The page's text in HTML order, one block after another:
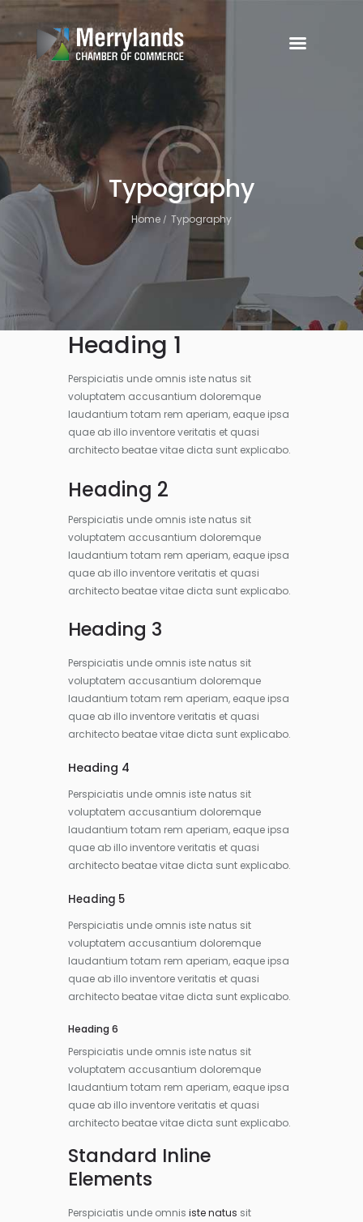
Typography
Home Typography
Heading 1
Perspiciatis unde omnis iste natus sit
voluptatem accusantium doloremque
laudantium totam rem aperiam, eaque ipsa
quae ab illo inventore veritatis et quasi
architecto beatae vitae dicta sunt explicabo.
Heading 2
Perspiciatis unde omnis iste natus sit
voluptatem accusantium doloremque
laudantium totam rem aperiam, eaque ipsa
quae ab illo inventore veritatis et quasi
architecto beatae vitae dicta sunt explicabo.
Heading 3
Perspiciatis unde omnis iste natus sit
voluptatem accusantium doloremque
laudantium totam rem aperiam, eaque ipsa
quae ab illo inventore veritatis et quasi
architecto beatae vitae dicta sunt explicabo.
Heading 4
Perspiciatis unde omnis iste natus sit
voluptatem accusantium doloremque
laudantium totam rem aperiam, eaque ipsa
quae ab illo inventore veritatis et quasi
architecto beatae vitae dicta sunt explicabo.
Heading 5
Perspiciatis unde omnis iste natus sit
voluptatem accusantium doloremque
laudantium totam rem aperiam, eaque ipsa
quae ab illo inventore veritatis et quasi
architecto beatae vitae dicta sunt explicabo.
Heading 6
Perspiciatis unde omnis iste natus sit
voluptatem accusantium doloremque
laudantium totam rem aperiam, eaque ipsa
quae ab illo inventore veritatis et quasi
architecto beatae vitae dicta sunt explicabo.
Standard Inline
Elements
Perspiciatis unde omnis iste natus sit